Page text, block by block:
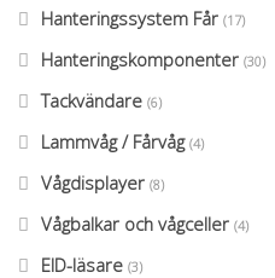
Hanteringssystem Får (17)
Hanteringskomponenter (30)
Tackvändare (6)
Lammvåg / Fårvåg (4)
Vågdisplayer (8)
Vågbalkar och vågceller (4)
EID-läsare (3)